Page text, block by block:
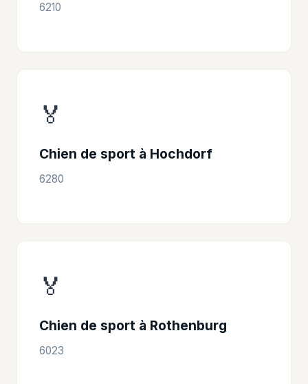
6210
🏅
Chien de sport à Hochdorf
6280
🏅
Chien de sport à Rothenburg
6023